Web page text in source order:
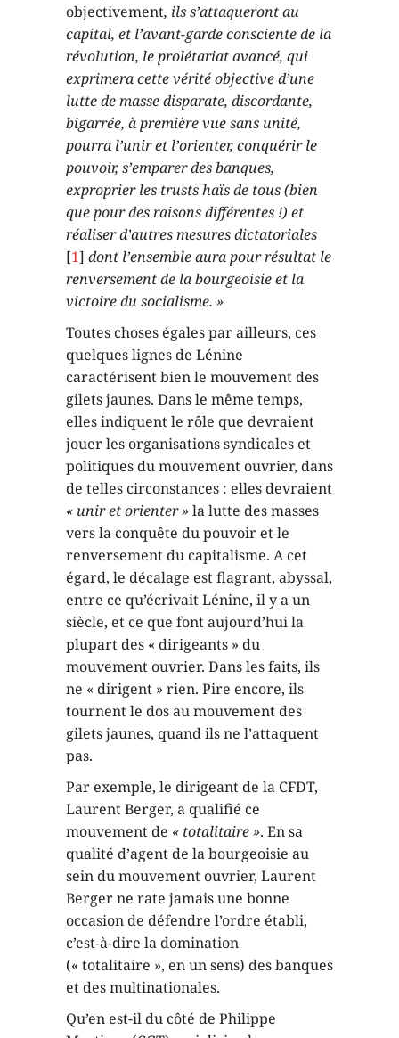
objectivement, ils s’attaqueront au
capital, et l’avant-garde consciente de la
révolution, le prolétariat avancé, qui
exprimera cette vérité objective d’une
lutte de masse disparate, discordante,
bigarrée, à première vue sans unité,
pourra l’unir et l’orienter, conquérir le
pouvoir, s’emparer des banques,
exproprier les trusts haïs de tous (bien
que pour des raisons différentes !) et
réaliser d’autres mesures dictatoriales
[1] dont l’ensemble aura pour résultat le
renversement de la bourgeoisie et la
victoire du socialisme. »
Toutes choses égales par ailleurs, ces
quelques lignes de Lénine
caractérisent bien le mouvement des
gilets jaunes. Dans le même temps,
elles indiquent le rôle que devraient
jouer les organisations syndicales et
politiques du mouvement ouvrier, dans
de telles circonstances : elles devraient
« unir et orienter »la lutte des masses
vers la conquête du pouvoir et le
renversement du capitalisme. A cet
égard, le décalage est flagrant, abyssal,
entre ce qu’écrivait Lénine, il y a un
siècle, et ce que font aujourd’hui la
plupart des « dirigeants » du
mouvement ouvrier. Dans les faits, ils
ne « dirigent » rien. Pire encore, ils
tournent le dos au mouvement des
gilets jaunes, quand ils ne l’attaquent
pas.
Par exemple, le dirigeant de la CFDT,
Laurent Berger, a qualifié ce
mouvement de « totalitaire ». En sa
qualité d’agent de la bourgeoisie au
sein du mouvement ouvrier, Laurent
Berger ne rate jamais une bonne
occasion de défendre l’ordre établi,
c’est-à-dire la domination
(« totalitaire », en un sens) des banques
et des multinationales.
Qu’en est-il du côté de Philippe